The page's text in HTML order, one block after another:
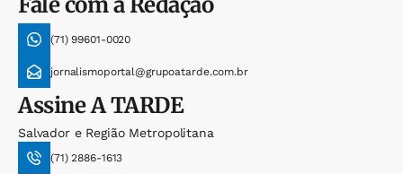
(71) 99601-0020
jornalismoportal@grupoatarde.com.br
AssineA TARDE
Salvador e Região Metropolitana
(71) 2886-1613